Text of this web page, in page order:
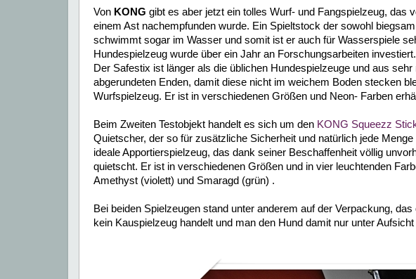
Von KONG gibt es aber jetzt ein tolles Wurf- und Fangspielzeug, das
einem Ast nachempfunden wurde. Ein Spieltstock der sowohl
schwimmt sogar im Wasser und somit ist er auch für Wasserspiele
Hundespielzeug wurde über ein Jahr an Forschungsarbeiten investiert.
Der Safestix ist länger als die üblichen Hundespielzeuge und aus
abgerundeten Enden, damit diese nicht im weichem Boden stecken
Wurfspielzeug. Er ist in verschiedenen Größen und Neon- Farben
Beim Zweiten Testobjekt handelt es sich um den KONG Squeezz
Quietscher, der so für zusätzliche Sicherheit und natürlich jede
ideale Apportierspielzeug, das dank seiner Beschaffenheit völlig
quietscht. Er ist in verschiedenen Größen und in vier leuchtenden
Amethyst (violett) und Smaragd (grün) .
Bei beiden Spielzeugen stand unter anderem auf der Verpackung,
kein Kauspielzeug handelt und man den Hund damit nur unter